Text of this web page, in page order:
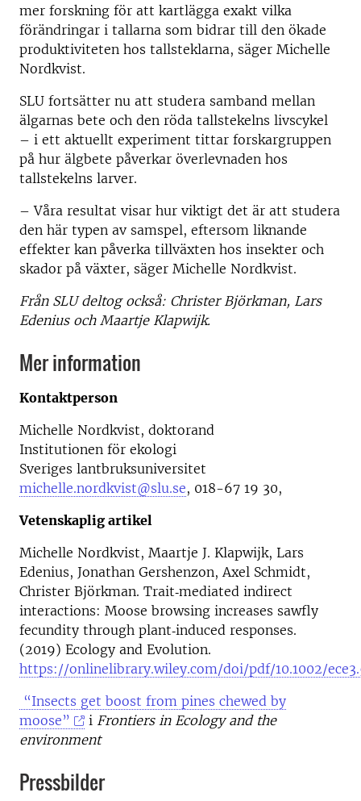
mer forskning för att kartlägga exakt vilka
förändringar i tallarna som bidrar till den ökade
produktiviteten hos tallsteklarna, säger Michelle
Nordkvist.
SLU fortsätter nu att studera samband mellan
älgarnas bete och den röda tallstekelns livscykel
– i ett aktuellt experiment tittar forskargruppen
på hur älgbete påverkar överlevnaden hos
tallstekelns larver.
– Våra resultat visar hur viktigt det är att studera
den här typen av samspel, eftersom liknande
effekter kan påverka tillväxten hos insekter och
skador på växter, säger Michelle Nordkvist.
Från SLU deltog också: Christer Björkman, Lars
Edenius och Maartje Klapwijk.
Mer information
Kontaktperson
Michelle Nordkvist, doktorand
Institutionen för ekologi
Sveriges lantbruksuniversitet
michelle.nordkvist@slu.se, 018-67 19 30,
Vetenskaplig artikel
Michelle Nordkvist, Maartje J. Klapwijk, Lars
Edenius, Jonathan Gershenzon, Axel Schmidt,
Christer Björkman. Trait‐mediated indirect
interactions: Moose browsing increases sawfly
fecundity through plant‐induced responses.
(2019) Ecology and Evolution.
https://onlinelibrary.wiley.com/doi/pdf/10.1002/
“Insects get boost from pines chewed by
moose”
i Frontiers in Ecology and the
environment
Pressbilder